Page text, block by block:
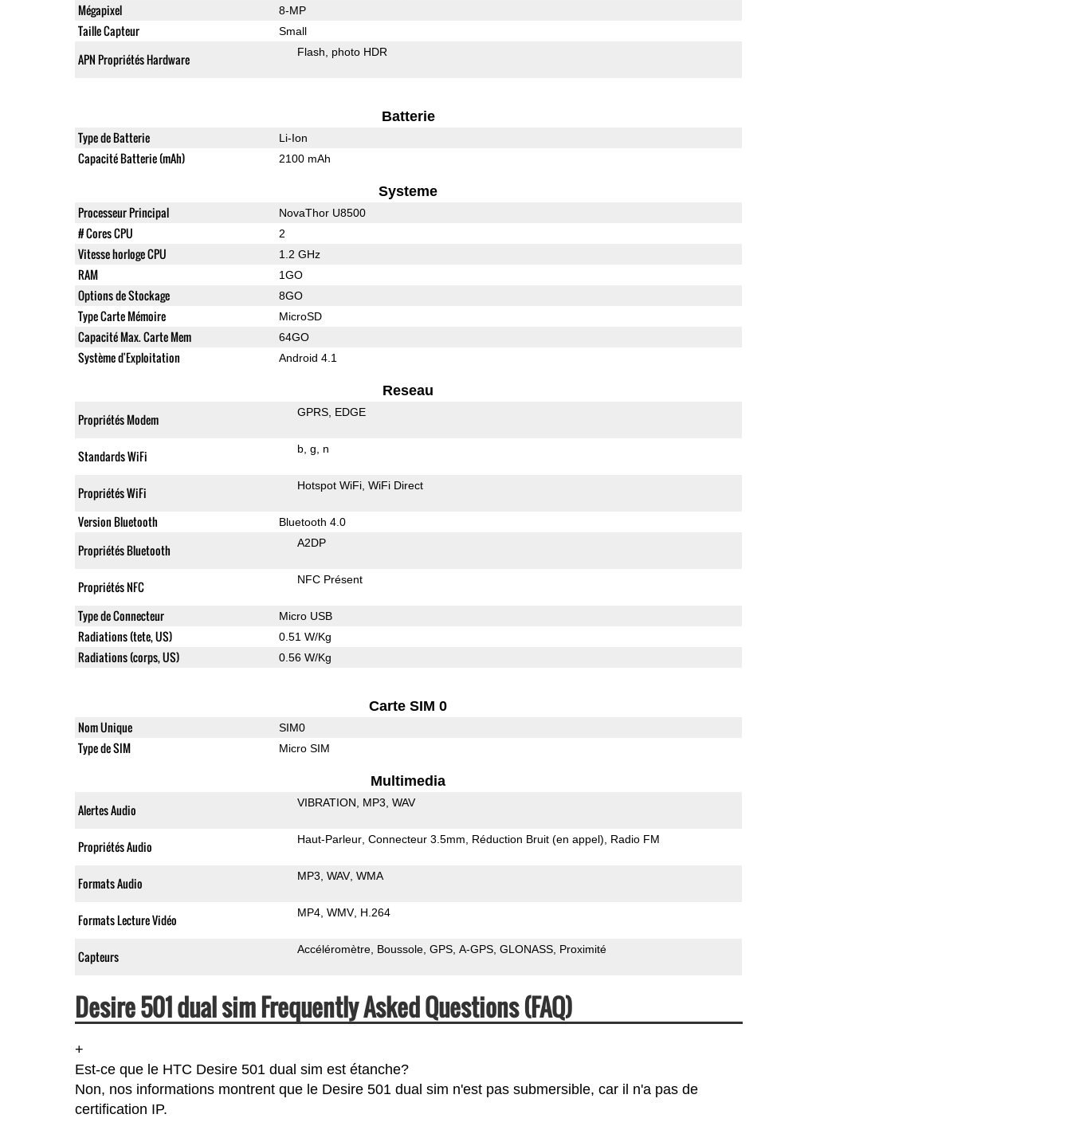
Mégapixel 8-MP
Taille Capteur Small
APN Propriétés Hardware Flash photo HDR
Batterie
Type de Batterie Li-Ion
Capacité Batterie (mAh) 2100 mAh
Systeme
Processeur Principal NovaThor U8500
# Cores CPU 2
Vitesse horloge CPU 1.2 GHz
RAM 1GO
Options de Stockage 8GO
Type Carte Mémoire MicroSD
Capacité Max. Carte Mem 64GO
Système d'Exploitation Android 4.1
Reseau
Propriétés Modem GPRS EDGE
Standards WiFi b g n
Propriétés WiFi Hotspot WiFi WiFi Direct
Version Bluetooth Bluetooth 4.0
Propriétés Bluetooth A2DP
Propriétés NFC NFC Présent
Type de Connecteur Micro USB
Radiations (tete, US) 0.51 W/Kg
Radiations (corps, US) 0.56 W/Kg
Carte SIM 0
Nom Unique SIM0
Type de SIM Micro SIM
Multimedia
Alertes Audio VIBRATION MP3 WAV
Propriétés Audio Haut-Parleur Connecteur 3.5mm Réduction Bruit (en appel) Radio FM
Formats Audio MP3 WAV WMA
Formats Lecture Vidéo MP4 WMV H.264
Capteurs Accéléromètre Boussole GPS A-GPS GLONASS Proximité
Desire 501 dual sim Frequently Asked Questions (FAQ)
+
Est-ce que le HTC Desire 501 dual sim est étanche?
Non, nos informations montrent que le Desire 501 dual sim n'est pas submersible, car il n'a pas de
certification IP.